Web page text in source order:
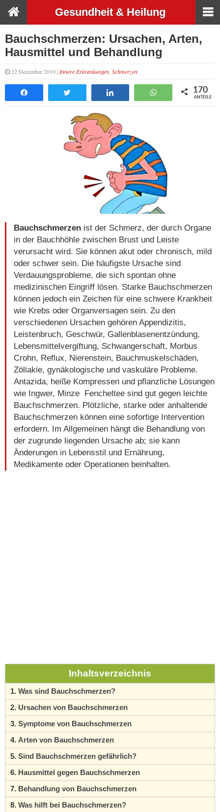
Gesundheit & Heilung
Bauchschmerzen: Ursachen, Arten,
Hausmittel und Behandlung
22 Dezember 2019 | Innere Erkrankungen Schmerzen
WhatsApp170
ANTEILE
Bauchschmerzen ist der Schmerz, der durch Organe
in der Bauchhöhle zwischen Brust und Leiste
verursacht wird. Sie können akut oder chronisch, mild
oder schwer sein. Die häufigste Ursache sind
Verdauungsprobleme, die sich spontan ohne
medizinischen Eingriff lösen. Starke Bauchschmerzen
können jedoch ein Zeichen für eine schwere Krankheit
wie Krebs oder Organversagen sein. Zu den
verschiedenen Ursachen gehören Appendizitis,
Leistenbruch, Geschwür, Gallenblasenentzündung,
Lebensmittelvergiftung, Schwangerschaft, Morbus
Crohn, Reflux, Nierenstein, Bauchmuskelschäden,
Zöliakie, gynäkologische und vaskuläre Probleme.
Antazida, heiße Kompressen und pflanzliche Lösungen
wie Ingwer, Minze Fencheltee sind gut gegen leichte
Bauchschmerzen. Plötzliche, starke oder anhaltende
Bauchschmerzen können eine sofortige Intervention
erfordern. Im Allgemeinen hängt die Behandlung von
der zugrunde liegenden Ursache ab; sie kann
Änderungen in Lebensstil und Ernährung,
Medikamente oder Operationen beinhalten.
Inhaltsverzeichnis
Was sind Bauchschmerzen?
Ursachen von Bauchschmerzen
Symptome von Bauchschmerzen
Arten von Bauchschmerzen
Sind Bauchschmerzen gefährlich?
Hausmittel gegen Bauchschmerzen
Behandlung von Bauchschmerzen
Was hilft bei Bauchschmerzen?